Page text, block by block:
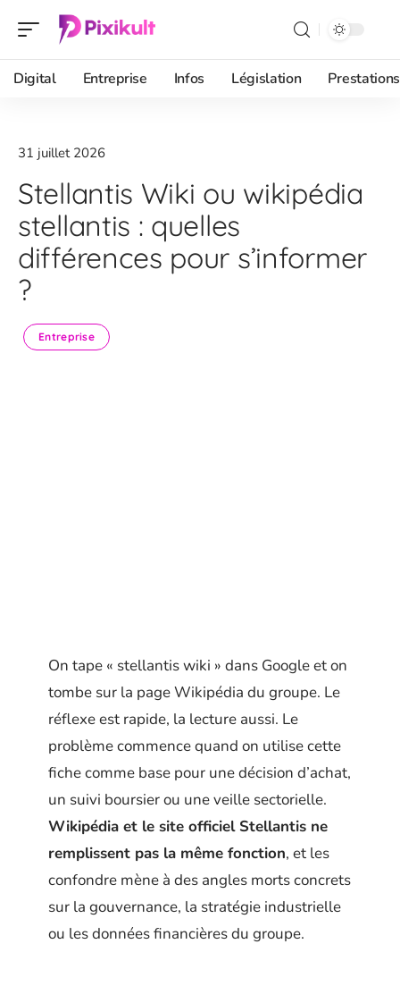
Digital Entreprise Infos Législation Prestations
31 juillet 2026
Stellantis Wiki ou wikipédia
stellantis : quelles
différences pour s’informer
?
Entreprise
On tape « stellantis wiki » dans Google et on
tombe sur la page Wikipédia du groupe. Le
réflexe est rapide, la lecture aussi. Le
problème commence quand on utilise cette
fiche comme base pour une décision d’achat,
un suivi boursier ou une veille sectorielle.
Wikipédia et le site officiel Stellantis ne
remplissent pas la même fonction, et les
confondre mène à des angles morts concrets
sur la gouvernance, la stratégie industrielle
ou les données financières du groupe.